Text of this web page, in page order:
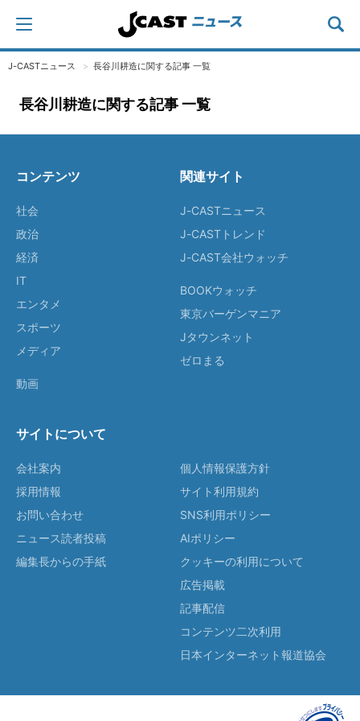
J-CASTニュース 長谷川耕造に関する記事 一覧
長谷川耕造に関する記事 一覧
コンテンツ
社会
政治
経済
IT
エンタメ
スポーツ
メディア
動画
関連サイト
J-CASTニュース
J-CASTトレンド
J-CAST会社ウォッチ
BOOKウォッチ
東京バーゲンマニア
Jタウンネット
ゼロまる
サイトについて
会社案内
採用情報
お問い合わせ
ニュース読者投稿
編集長からの手紙
個人情報保護方針
サイト利用規約
SNS利用ポリシー
AIポリシー
クッキーの利用について
広告掲載
記事配信
コンテンツ二次利用
日本インターネット報道協会